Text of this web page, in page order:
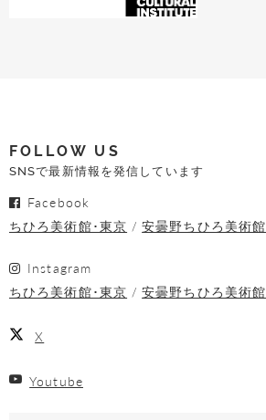
FOLLOW US
SNSで最新情報を発信しています
Facebook
ちひろ美術館･東京
安曇野ちひろ美術館
Instagram
ちひろ美術館･東京
安曇野ちひろ美術館
X
Youtube